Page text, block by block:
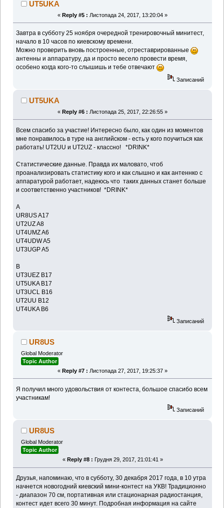
UT5UKA
« Reply #5 : Листопада 24, 2017, 13:20:04 »
Завтра в субботу 25 ноября очередной тренировочный минитест,
начало в 10 часов по киевскому времени.
Можно проверить вновь построенные, отреставрированные
антенны и аппаратуру, да и просто весело провести время,
особено когда кого-то слышишь и тебе отвечают
Записаний
UT5UKA
« Reply #6 : Листопада 25, 2017, 22:26:55 »
Всем спасибо за участие! Интересно было, как один из моментов
мне понравилось в туре на английском - есть у кого поучиться как
работать! UT2UU и UT2UZ - классно! *DRINK*
Статистические данные. Правда их маловато, чтоб
проанализировать статистику кого и как слышно и как антеннко с
аппаратурой работает, надеюсь что таких данных станет больше
и соответственно участников! *DRINK*
A
UR8US A17
UT2UZ A8
UT4UMZ A6
UT4UDW A5
UT3UGP A5
B
UT3UEZ B17
UT5UKA B17
UT3UCL B16
UT2UU B12
UT4UKA B6
Записаний
UR8US
Global Moderator
Topic Author
« Reply #7 : Листопада 27, 2017, 19:25:37 »
Я получил много удовольствия от контеста, большое спасибо всем
участникам!
Записаний
UR8US
Global Moderator
Topic Author
« Reply #8 : Грудня 29, 2017, 21:01:41 »
Друзья, напоминаю, что в субботу, 30 декабря 2017 года, в 10 утра
начнется новогодний киевский мини-контест на УКВ! Традиционно
- диапазон 70 см, портативная или стационарная радиостанция,
контест идет всего 30 минут. Подробная информация на сайте